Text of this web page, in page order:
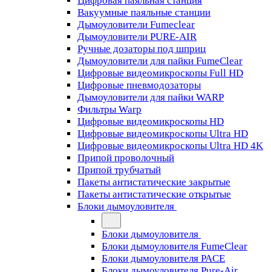
Вакуумные паяльные станции
Дымоуловители Fumeclear
Дымоуловители PURE-AIR
Ручные дозаторы под шприц
Дымоуловители для пайки FumeClear
Цифровые видеомикроскопы Full HD
Цифровые пневмодозаторы
Дымоуловители для пайки WARP
Фильтры Warp
Цифровые видеомикроскопы HD
Цифровые видеомикроскопы Ultra HD
Цифровые видеомикроскопы Ultra HD 4K
Припой проволочный
Припой трубчатый
Пакеты антистатические закрытые
Пакеты антистатические открытые
Блоки дымоуловителя
Блоки дымоуловителя
Блоки дымоуловителя FumeClear
Блоки дымоуловителя PACE